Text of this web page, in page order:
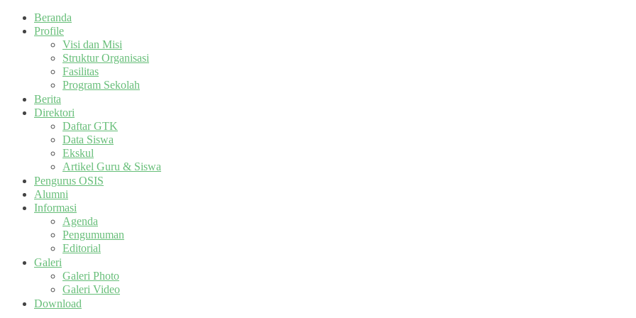
Beranda
Profile
Visi dan Misi
Struktur Organisasi
Fasilitas
Program Sekolah
Berita
Direktori
Daftar GTK
Data Siswa
Ekskul
Artikel Guru & Siswa
Pengurus OSIS
Alumni
Informasi
Agenda
Pengumuman
Editorial
Galeri
Galeri Photo
Galeri Video
Download